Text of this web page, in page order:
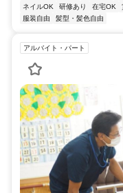
ネイルOK
研修あり 在宅OK
服装自由
髪型・髪色自由
アルバイト・パート